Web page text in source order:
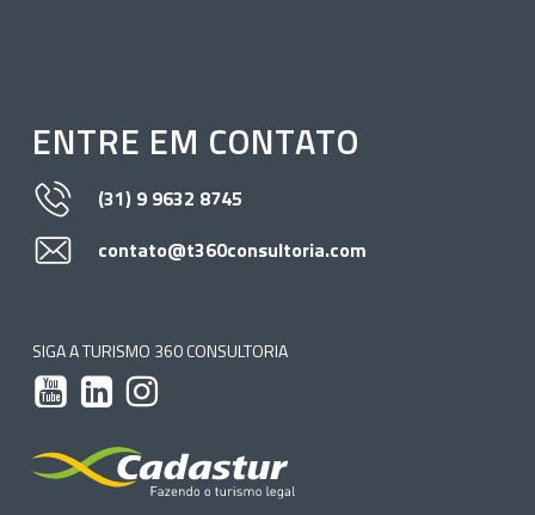
ENTRE EM CONTATO
(31) 9 9632 8745
contato@t360consultoria.com
SIGA A TURISMO 360 CONSULTORIA